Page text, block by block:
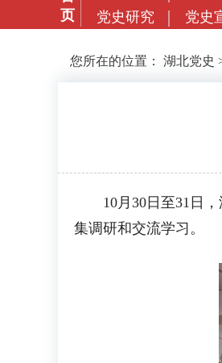
页
党史研究
党史
您所在的位置： 湖北党史
10月30日至31日，
集调研和交流学习。